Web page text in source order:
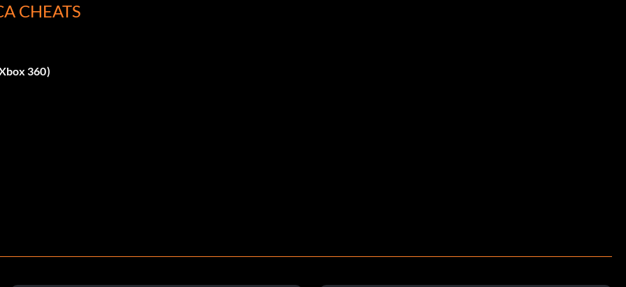
ou au fond, vous pourriez trouver quelque
un classement A avec tous les joueurs. Chris,
CHEATS
360)